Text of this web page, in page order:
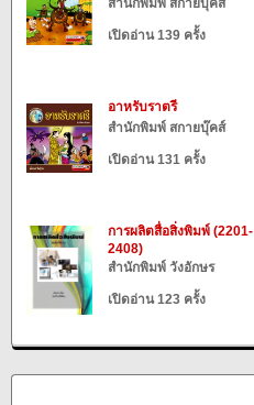
สำนักพิมพ์ สกายบุ๊คส์
เปิดอ่าน 139 ครั้ง
อาหรับราตรี
สำนักพิมพ์ สกายบุ๊คส์
เปิดอ่าน 131 ครั้ง
การผลิตสื่อสิ่งพิมพ์ (2201-
2408)
สำนักพิมพ์ วังอักษร
เปิดอ่าน 123 ครั้ง